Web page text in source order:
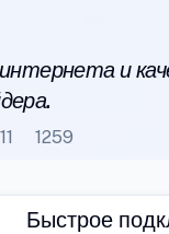
и
1259
Быстрое